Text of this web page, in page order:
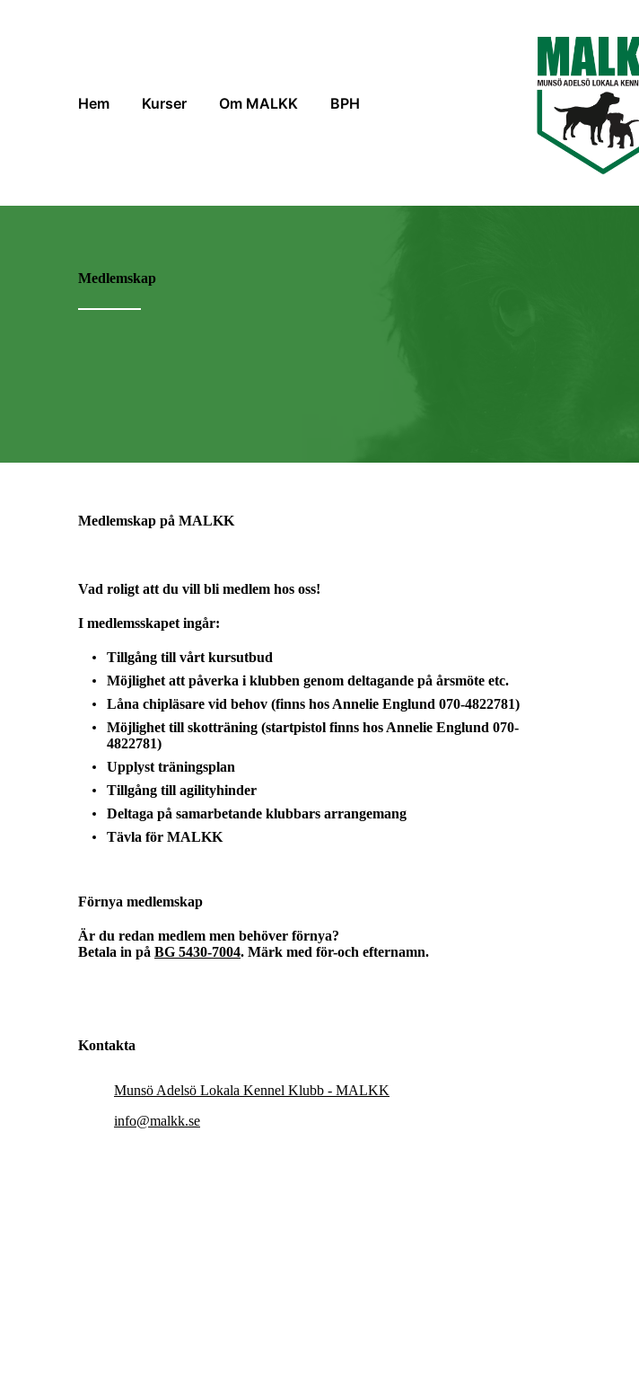
Hem Kurser Om MALKK BPH
Medlemskap
Medlemskap på MALKK
Vad roligt att du vill bli medlem hos oss!
I medlemsskapet ingår:
Tillgång till vårt kursutbud
Möjlighet att påverka i klubben genom deltagande på årsmöte etc.
Låna chipläsare vid behov (finns hos Annelie Englund 070-4822781)
Möjlighet till skotträning (startpistol finns hos Annelie Englund 070-
4822781)
Upplyst träningsplan
Tillgång till agilityhinder
Deltaga på samarbetande klubbars arrangemang
Tävla för MALKK
Förnya medlemskap
Är du redan medlem men behöver förnya?
Betala in på BG 5430-7004. Märk med för-och efternamn.
Kontakta
Munsö Adelsö Lokala Kennel Klubb - MALKK
info@malkk.se